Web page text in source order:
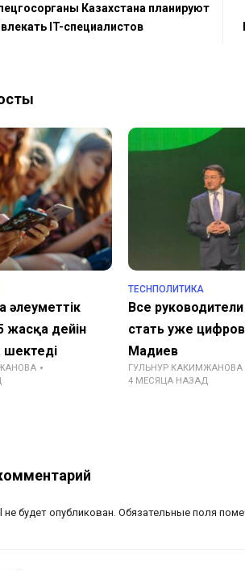
Казахстана планируют
IT-специалистов
әлеуметтік
жасқа дейін
шектеді
TECHПОЛИТИКА
Все
стать уже
Мадиев
ГУЛЬНУР КАКИМЖАНОВА
4 МЕСЯЦА НАЗАД
будет опубликован. Обязательные поля